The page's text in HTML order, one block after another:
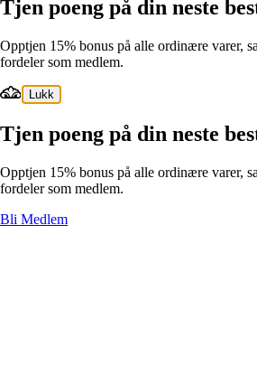
Tjen poeng på din neste
Opptjen 15% bonus på alle ordinære varer,
fordeler som medlem.
Lukk
Tjen poeng på din neste
Opptjen 15% bonus på alle ordinære varer,
fordeler som medlem.
Bli Medlem